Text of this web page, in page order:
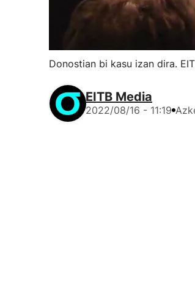
Donostian bi kasu izan dira.
EITB Media
2022/08/16 - 11:19